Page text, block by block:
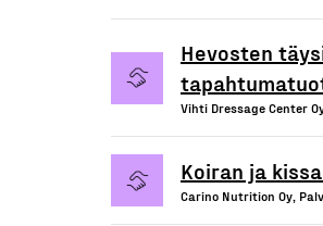
Hevosten
Vihti Dressage Center
Koiran ja
Carino Nutrition Oy,